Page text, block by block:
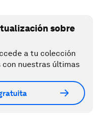
sobre
a tu colección
nuestras últimas